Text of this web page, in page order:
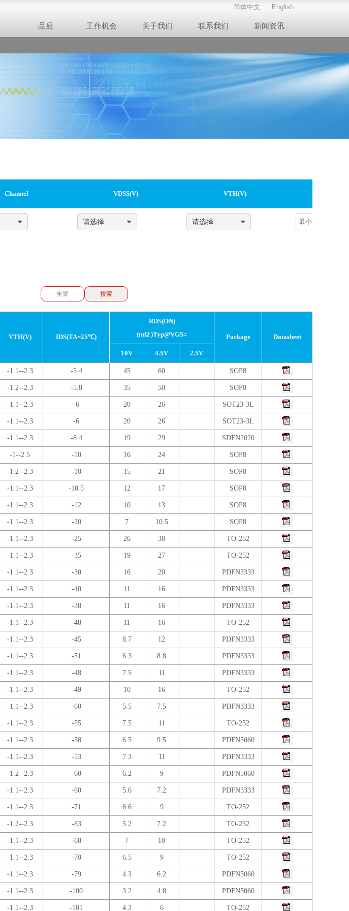
简体中文 | English
品质 工作机会 关于我们 联系我们 新闻资讯
Channel VDSS(V) VTH(V)
请选择 请选择
重置
VTH(V) IDS(TA=25℃)
RDS(ON)
(mΩ )Typ@VGS=
Package Datasheet
10V 4.5V 2.5V
-1.1--2.3 -5.4 45 60 SOP8
-1.2--2.3 -5.8 35 50 SOP8
-1.1--2.3 -6 20 26 SOT23-3L
-1.1--2.3 -6 20 26 SOT23-3L
-1.1--2.3 -8.4 19 29 SDFN2020
-1--2.5 -10 16 24 SOP8
-1.2--2.3 -10 15 21 SOP8
-1.1--2.3 -10.5 12 17 SOP8
-1.1--2.3 -12 10 13 SOP8
-1.1--2.3 -20 7 10.5 SOP8
-1.1--2.3 -25 26 38 TO-252
-1.1--2.3 -35 19 27 TO-252
-1.1--2.3 -30 16 20 PDFN3333
-1.1--2.3 -40 11 16 PDFN3333
-1.1--2.3 -38 11 16 PDFN3333
-1.1--2.3 -48 11 16 TO-252
-1.1--2.3 -45 8.7 12 PDFN3333
-1.1--2.3 -51 6.3 8.8 PDFN3333
-1.1--2.3 -48 7.5 11 PDFN3333
-1.1--2.3 -49 10 16 TO-252
-1.1--2.3 -60 5.5 7.5 PDFN3333
-1.1--2.3 -55 7.5 11 TO-252
-1.1--2.3 -58 6.5 9.5 PDFN5060
-1.1--2.3 -53 7.3 11 PDFN3333
-1.2--2.3 -60 6.2 9 PDFN5060
-1.1--2.3 -60 5.6 7.2 PDFN3333
-1.1--2.3 -71 6.6 9 TO-252
-1.2--2.3 -83 5.2 7.2 TO-252
-1.1--2.3 -68 7 10 TO-252
-1.1--2.3 -70 6.5 9 TO-252
-1.1--2.3 -79 4.3 6.2 PDFN5060
-1.1--2.3 -100 3.2 4.8 PDFN5060
-1.1--2.3 -101 4.3 6 TO-252